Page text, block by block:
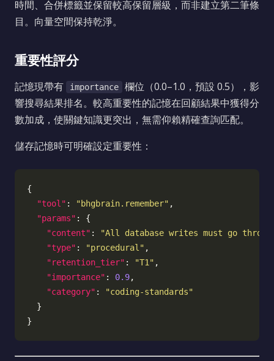
時間、合併標籤並保留較高保留層級，而非建立第二筆條
目。向量空間保持乾淨。
重要性評分
記憶現帶有 importance
欄位（0.0–1.0，預設 0.5），影
響搜尋結果排名。較高重要性的記憶在回顧結果中獲得分
數加成，使關鍵知識更突出，無需仰賴精確查詢匹配。
儲存記憶時可明確設定重要性：
"tool" : "bhgbrain.remember"
"params"
"content" :
"All database writes must go
"type" : "procedural"
"retention_tier" : "T1"
"importance" : 0.9
"category" :
"coding-standards"